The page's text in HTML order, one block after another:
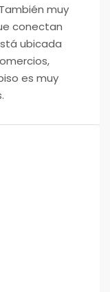
muy
conectan
ubicada
es muy